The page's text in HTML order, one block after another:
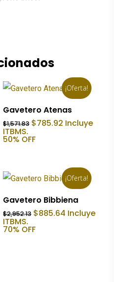
¡Oferta!
Añadir Al Carrito
Gavetero Atenas
$1,571.83 El
original
$785.92 El
precio
Incluye
ITBMS.
50% OFF
¡Oferta!
Añadir Al Carrito
Gavetero Bibbiena
$2,952.13 El
original
$885.64 El
precio
Incluye
ITBMS.
70% OFF